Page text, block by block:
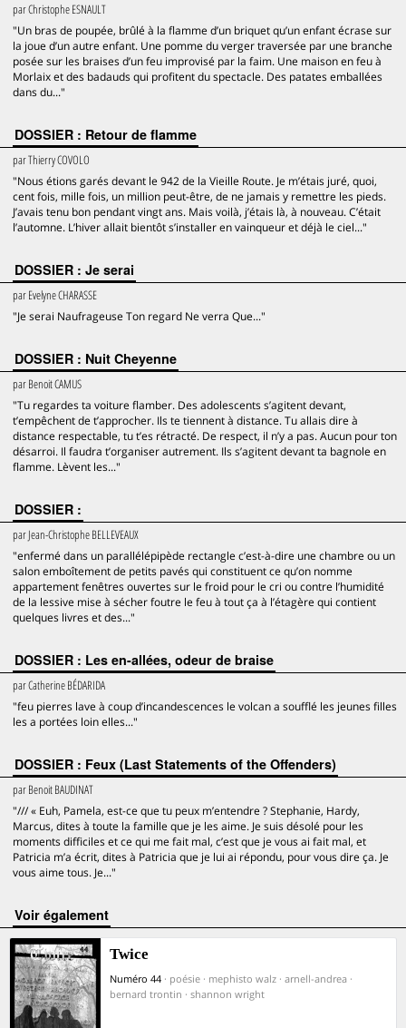
parChristophe ESNAULT
"Un bras de poupée, brûlé à la flamme d’un briquet qu’un enfant écrase sur
la joue d’un autre enfant. Une pomme du verger traversée par une branche
posée sur les braises d’un feu improvisé par la faim. Une maison en feu à
Morlaix et des badauds qui profitent du spectacle. Des patates emballées
dans du..."
DOSSIER : Retour de flamme
parThierry COVOLO
"Nous étions garés devant le 942 de la Vieille Route. Je m’étais juré, quoi,
cent fois, mille fois, un million peut-être, de ne jamais y remettre les pieds.
J’avais tenu bon pendant vingt ans. Mais voilà, j’étais là, à nouveau. C’était
l’automne. L’hiver allait bientôt s’installer en vainqueur et déjà le ciel..."
DOSSIER : Je serai
parEvelyne CHARASSE
"Je serai Naufrageuse Ton regard Ne verra Que..."
DOSSIER : Nuit Cheyenne
parBenoit CAMUS
"Tu regardes ta voiture flamber. Des adolescents s’agitent devant,
t’empêchent de t’approcher. Ils te tiennent à distance. Tu allais dire à
distance respectable, tu t’es rétracté. De respect, il n’y a pas. Aucun pour ton
désarroi. Il faudra t’organiser autrement. Ils s’agitent devant ta bagnole en
flamme. Lèvent les..."
DOSSIER :
parJean-Christophe BELLEVEAUX
"enfermé dans un parallélépipède rectangle c’est-à-dire une chambre ou un
salon emboîtement de petits pavés qui constituent ce qu’on nomme
appartement fenêtres ouvertes sur le froid pour le cri ou contre l’humidité
de la lessive mise à sécher foutre le feu à tout ça à l’étagère qui contient
quelques livres et des..."
DOSSIER : Les en-allées, odeur de braise
parCatherine BÉDARIDA
"feu pierres lave à coup d’incandescences le volcan a soufflé les jeunes filles
les a portées loin elles..."
DOSSIER : Feux (Last Statements of the Offenders)
parBenoit BAUDINAT
"/// « Euh, Pamela, est-ce que tu peux m’entendre ? Stephanie, Hardy,
Marcus, dites à toute la famille que je les aime. Je suis désolé pour les
moments difficiles et ce qui me fait mal, c’est que je vous ai fait mal, et
Patricia m’a écrit, dites à Patricia que je lui ai répondu, pour vous dire ça. Je
vous aime tous. Je..."
voir également
Twice
Numéro 44 · poésie · mephisto walz · arnell-andrea ·
bernard trontin · shannon wright